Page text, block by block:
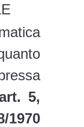
5,
1970